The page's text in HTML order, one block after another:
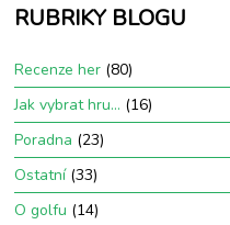
RUBRIKY BLOGU
Recenze her (80)
Jak vybrat hru… (16)
Poradna (23)
Ostatní(33)
O golfu (14)